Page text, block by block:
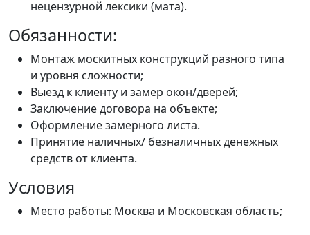
нецензурной лексики (мата).
Обязанности:
Монтаж москитных конструкций разного типа
и уровня сложности;
Выезд к клиенту и замер окон/дверей;
Заключение договора на объекте;
Оформление замерного листа.
Принятие наличных/ безналичных денежных
средств от клиента.
Условия
Место работы: Москва и Московская область;